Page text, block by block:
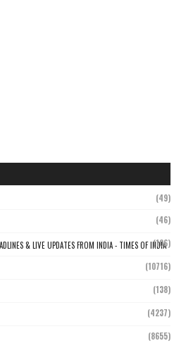
(49)
(46)
& LIVE UPDATES FROM INDIA - TIMES OF INDIA
(106)
(10716)
(138)
(4237)
(8655)